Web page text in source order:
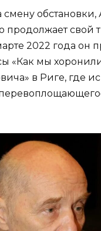
смену обстановки,
свой
2022 года он
«Как мы
в Риге, где